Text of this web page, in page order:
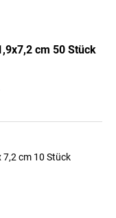
aluderm®-aluplast elastisch Strips 1,9x7,2 cm 50 Stück